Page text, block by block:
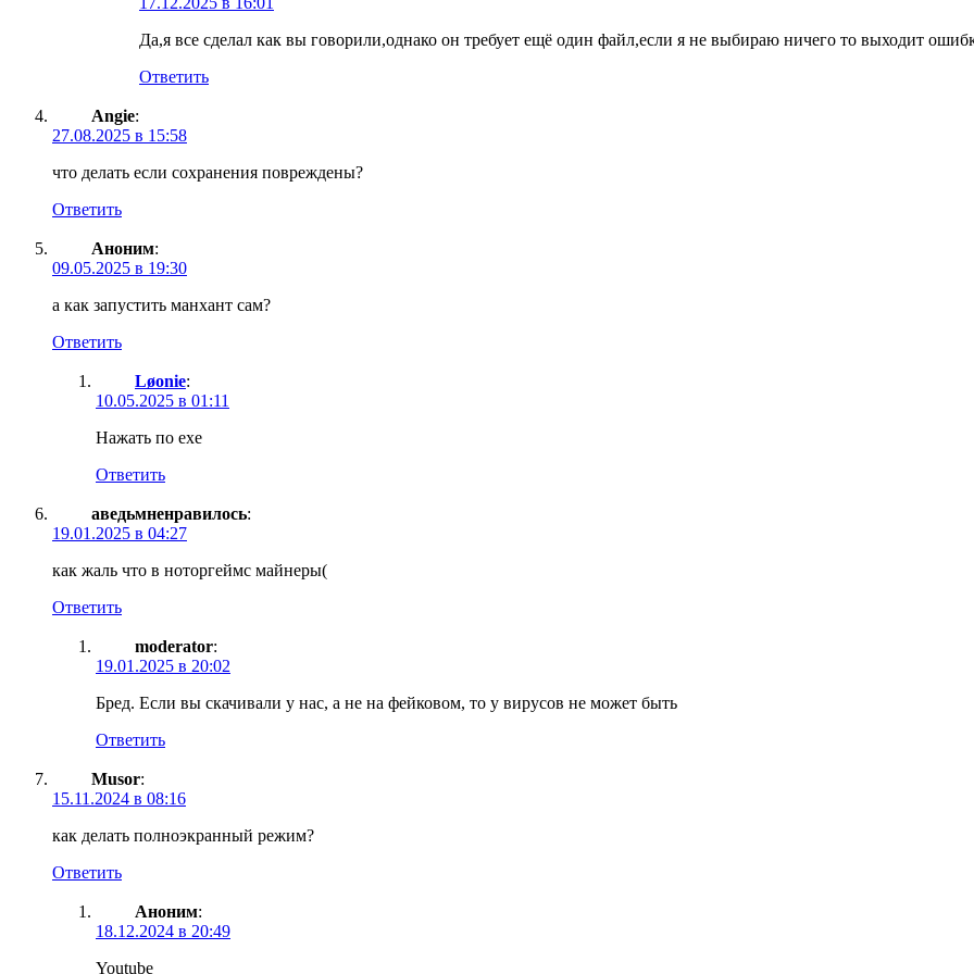
Да,я все сделал как вы говорили,однако он требует ещё один файл,если я не выбираю ничего то выходит
Ответить
Angie:
27.08.2025 в 15:58
что делать если сохранения повреждены?
Ответить
Аноним:
09.05.2025 в 19:30
а как запустить манхант сам?
Ответить
Løonie:
10.05.2025 в 01:11
Нажать по exe
Ответить
аведьмненравилось:
19.01.2025 в 04:27
как жаль что в ноторгеймс майнеры(
Ответить
moderator:
19.01.2025 в 20:02
Бред. Если вы скачивали у нас, а не на фейковом, то у вирусов не может быть
Ответить
Musor:
15.11.2024 в 08:16
как делать полноэкранный режим?
Ответить
Аноним:
18.12.2024 в 20:49
Youtube